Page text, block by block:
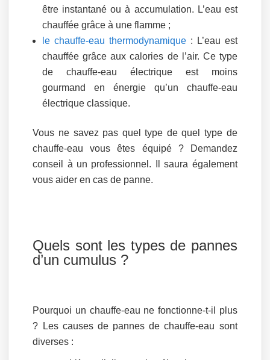
être instantané ou à accumulation. L’eau est
chauffée grâce à une flamme ;
le chauffe-eau thermodynamique : L’eau est
chauffée grâce aux calories de l’air. Ce type
de chauffe-eau électrique est moins
gourmand en énergie qu’un chauffe-eau
électrique classique.
Vous ne savez pas quel type de quel type de
chauffe-eau vous êtes équipé ? Demandez
conseil à un professionnel. Il saura également
vous aider en cas de panne.
Quels sont les types de pannes
d’un cumulus ?
Pourquoi un chauffe-eau ne fonctionne-t-il plus
? Les causes de pannes de chauffe-eau sont
diverses :